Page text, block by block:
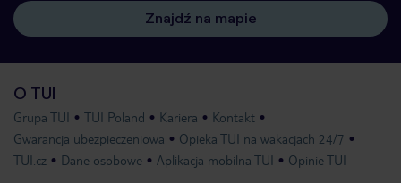
Znajdź na mapie
O TUI
Grupa TUI TUI Poland Kariera
Kontakt
Gwarancja ubezpieczeniowa
Opieka TUI na wakacjach 24/7
TUI.cz
Dane osobowe Aplikacja mobilna TUI Opinie TUI